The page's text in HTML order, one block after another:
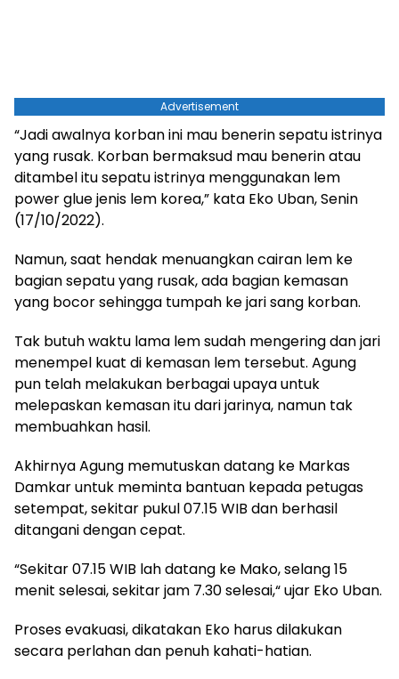
Advertisement
“Jadi awalnya korban ini mau benerin sepatu istrinya
yang rusak. Korban bermaksud mau benerin atau
ditambel itu sepatu istrinya menggunakan lem
power glue jenis lem korea,” kata Eko Uban, Senin
(17/10/2022).
Namun, saat hendak menuangkan cairan lem ke
bagian sepatu yang rusak, ada bagian kemasan
yang bocor sehingga tumpah ke jari sang korban.
Tak butuh waktu lama lem sudah mengering dan jari
menempel kuat di kemasan lem tersebut. Agung
pun telah melakukan berbagai upaya untuk
melepaskan kemasan itu dari jarinya, namun tak
membuahkan hasil.
Akhirnya Agung memutuskan datang ke Markas
Damkar untuk meminta bantuan kepada petugas
setempat, sekitar pukul 07.15 WIB dan berhasil
ditangani dengan cepat.
“Sekitar 07.15 WIB lah datang ke Mako, selang 15
menit selesai, sekitar jam 7.30 selesai,“ ujar Eko Uban.
Proses evakuasi, dikatakan Eko harus dilakukan
secara perlahan dan penuh kahati-hatian.